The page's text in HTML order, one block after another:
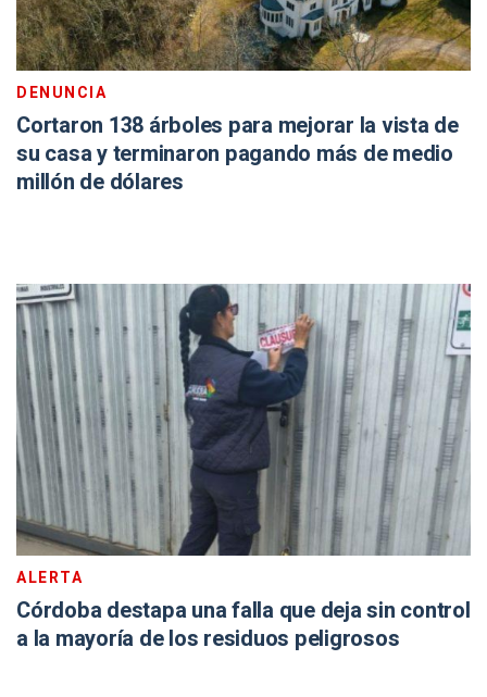
DENUNCIA
Cortaron 138 árboles para mejorar la vista de
su casa y terminaron pagando más de medio
millón de dólares
ALERTA
Córdoba destapa una falla que deja sin control
a la mayoría de los residuos peligrosos